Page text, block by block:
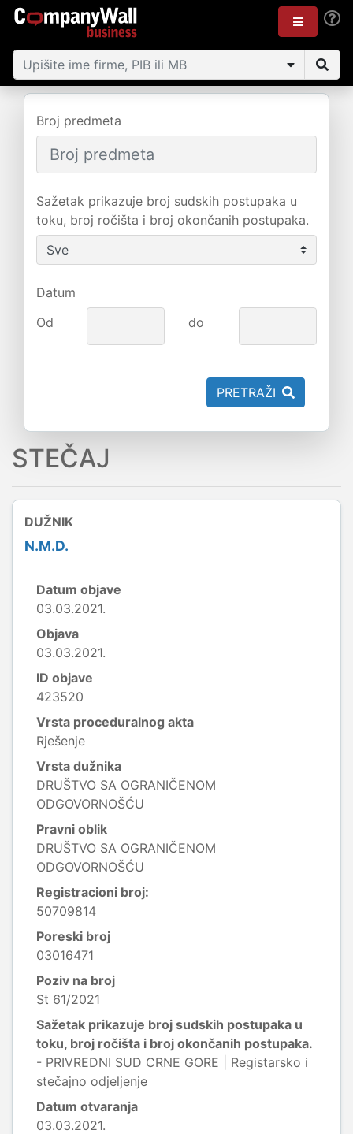
Broj predmeta
Sažetak prikazuje broj sudskih postupaka u
toku, broj ročišta i broj okončanih postupaka.
Datum
Od
do
PRETRAŽI
STEČAJ
DUŽNIK
N.M.D.
Datum objave
03.03.2021.
Objava
03.03.2021.
ID objave
423520
Vrsta proceduralnog akta
Rješenje
Vrsta dužnika
DRUŠTVO SA OGRANIČENOM
ODGOVORNOŠĆU
Pravni oblik
DRUŠTVO SA OGRANIČENOM
ODGOVORNOŠĆU
Registracioni broj:
50709814
Poreski broj
03016471
Poziv na broj
St 61/2021
Sažetak prikazuje broj sudskih postupaka u
toku, broj ročišta i broj okončanih postupaka.
- PRIVREDNI SUD CRNE GORE | Registarsko i
stečajno odjeljenje
Datum otvaranja
03.03.2021.